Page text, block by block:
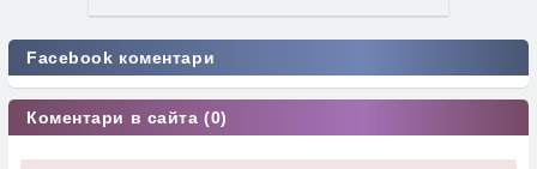
Facebook коментари
Коментари в сайта (0)